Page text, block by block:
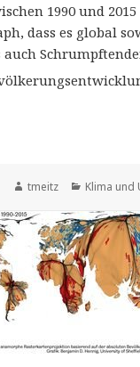
1990 und
dass es global
Menschheit
Autor
tmeitz Klima und